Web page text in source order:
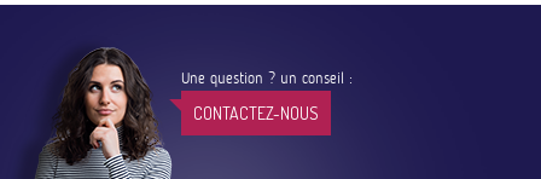
Une question ? un conseil :
CONTACTEZ-NOUS